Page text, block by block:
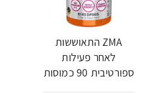
ZMA התאוששות
לאחר פעילות
ספורטיבית 90 כמוסות